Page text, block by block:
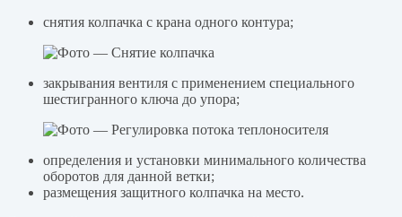
снятия колпачка с крана одного контура;
закрывания вентиля с применением специального
шестигранного ключа до упора;
определения и установки минимального количества
оборотов для данной ветки;
размещения защитного колпачка на место.